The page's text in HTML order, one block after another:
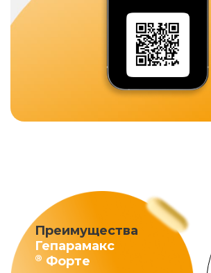
Преимущества
Гепарамакс
® Форте